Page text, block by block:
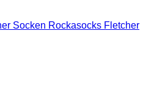
Rockasocks Fletcher